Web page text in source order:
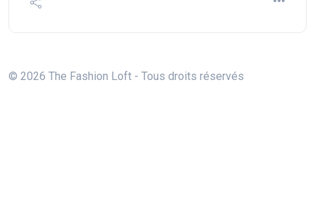
© 2026 The Fashion Loft - Tous droits réservés